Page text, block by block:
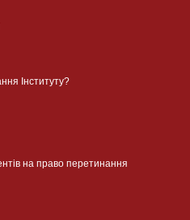
Інституту?
на право перетинання